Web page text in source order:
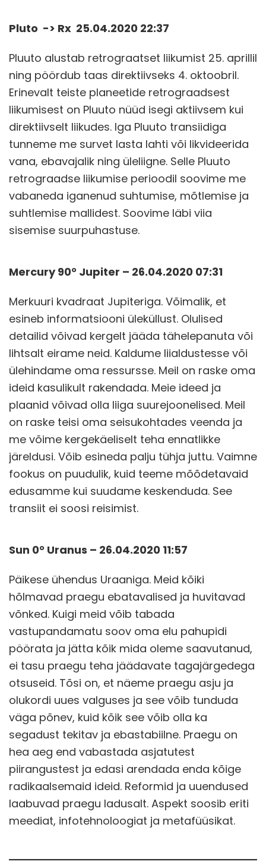
Pluto -> Rx 25.04.2020 22:37
Pluuto alustab retrograatset liikumist 25. aprillil
ning pöördub taas direktiivseks 4. oktoobril.
Erinevalt teiste planeetide retrograadsest
liikumisest on Pluuto nüüd isegi aktiivsem kui
direktiivselt liikudes. Iga Pluuto transiidiga
tunneme me survet lasta lahti või likvideerida
vana, ebavajalik ning üleliigne. Selle Pluuto
retrograadse liikumise perioodil soovime me
vabaneda iganenud suhtumise, mõtlemise ja
suhtlemise mallidest. Soovime läbi viia
sisemise suurpuhastuse.
Mercury 90° Jupiter – 26.04.2020 07:31
Merkuuri kvadraat Jupiteriga. Võimalik, et
esineb informatsiooni üleküllust. Olulised
detailid võivad kergelt jääda tähelepanuta või
lihtsalt eirame neid. Kaldume liialdustesse või
ülehindame oma ressursse. Meil on raske oma
ideid kasulikult rakendada. Meie ideed ja
plaanid võivad olla liiga suurejoonelised. Meil
on raske teisi oma seisukohtades veenda ja
me võime kergekäeliselt teha ennatlikke
järeldusi. Võib esineda palju tühja juttu. Vaimne
fookus on puudulik, kuid teeme mõõdetavaid
edusamme kui suudame keskenduda. See
transiit ei soosi reisimist.
Sun 0° Uranus – 26.04.2020 11:57
Päikese ühendus Uraaniga. Meid kõiki
hõlmavad praegu ebatavalised ja huvitavad
võnked. Kuigi meid võib tabada
vastupandamatu soov oma elu pahupidi
pöörata ja jätta kõik mida oleme saavutanud,
ei tasu praegu teha jäädavate tagajärgedega
otsuseid. Tõsi on, et näeme praegu asju ja
olukordi uues valguses ja see võib tunduda
väga põnev, kuid kõik see võib olla ka
segadust tekitav ja ebastabiilne. Praegu on
hea aeg end vabastada asjatutest
piirangustest ja edasi arendada enda kõige
radikaalsemaid ideid. Reformid ja uuendused
laabuvad praegu ladusalt. Aspekt soosib eriti
meediat, infotehnoloogiat ja metafüüsikat.